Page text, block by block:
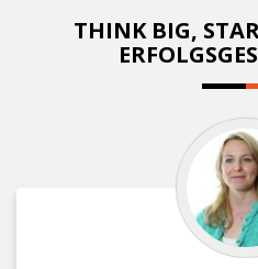
THINK BIG,